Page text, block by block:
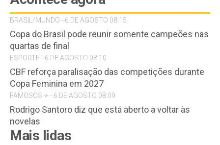
BRASIL/MUNDO - 6 DE AGOSTO 08:15
Copa do Brasil pode reunir somente campeões nas
quartas de final
ESPORTE - 6 DE AGOSTO 08:10
CBF reforça paralisação das competições durante
Copa Feminina em 2027
FAMOSOS ⭐️ - 6 DE AGOSTO 08:09
Rodrigo Santoro diz que está aberto a voltar às
novelas
Mais lidas